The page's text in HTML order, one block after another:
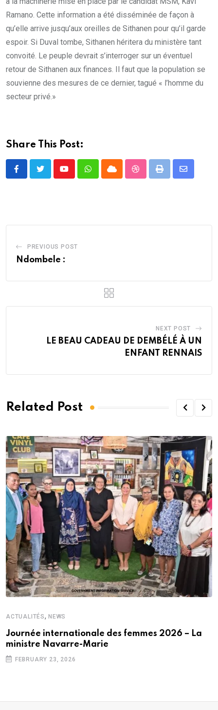
Ramano. Cette information a été disséminée de façon à
qu’elle arrive jusqu’aux oreilles de Sithanen pour qu’il garde
espoir. Si Duval tombe, Sithanen héritera du ministère tant
convoité. Le peuple devrait s’interroger sur un éventuel
retour de Sithanen aux finances. Il faut que la population se
souvienne des mesures de ce dernier, tagué « l’homme du
secteur privé.»
Share This Post:
YoutubeWhatsappCloud StumbleUpon
Print
Share
PREVIOUS POST
Ndombele :
NEXT POST
LE BEAU CADEAU DE DEMBÉLÉ À UN
ENFANT RENNAIS
Related Post
ACTUALITÉS, NEWS
Journée internationale des femmes 2026 – La
ministre Navarre-Marie
FEBRUARY 23, 2026